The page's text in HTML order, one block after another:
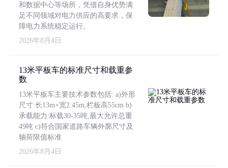
和数据中心等场所，凭借自身优势满
足不同领域对电力供应的高要求，保
障电力系统稳定运行。
2026年8月4日
13米平板车的标准尺寸和载重参
数
13米平板车主要技术参数包括: a)外形
尺寸:长13m×宽2.45m,栏板高55cm b)
承载能力:标载30-35吨,最大允许总重
49吨 c)符合国家道路车辆外廓尺寸及
轴荷限值标准
2026年8月4日